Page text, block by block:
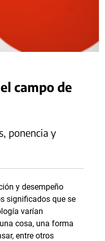
campo de
ponencia y
y desempeño
significados que se
varían
cosa, una forma
entre otros